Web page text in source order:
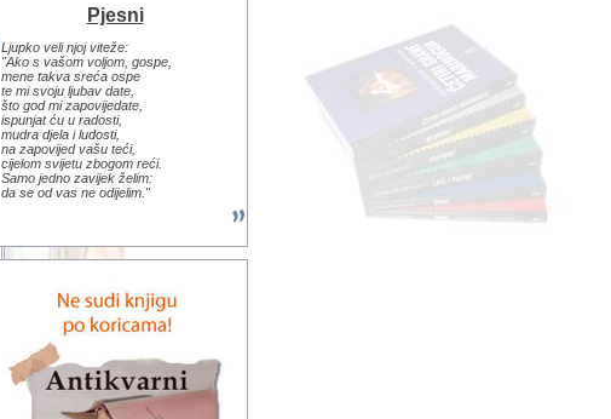
Pjesni
Ljupko veli njoj viteže:
"Ako s vašom voljom, gospe,
mene takva sreća ospe
te mi svoju ljubav date,
što god mi zapovijedate,
ispunjat ću u radosti,
mudra djela i ludosti,
na zapovijed vašu teći,
cijelom svijetu zbogom reći.
Samo jedno zavijek želim:
da se od vas ne odijelim."